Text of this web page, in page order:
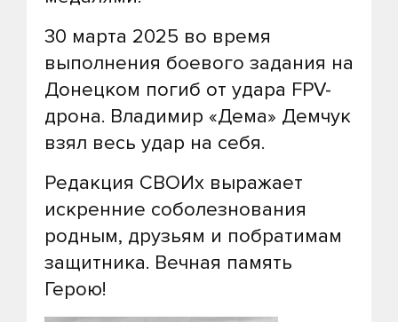
30 марта 2025 во время
выполнения боевого задания на
Донецком погиб от удара FPV-
дрона. Владимир «Дема» Демчук
взял весь удар на себя.
Редакция СВОИх выражает
искренние соболезнования
родным, друзьям и побратимам
защитника. Вечная память
Герою!